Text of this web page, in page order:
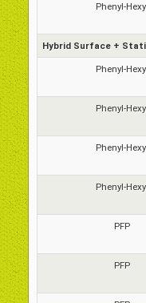
Phenyl-
Hybrid Surface +
Phenyl-
Phenyl-
Phenyl-
Phenyl-
PFP
PFP